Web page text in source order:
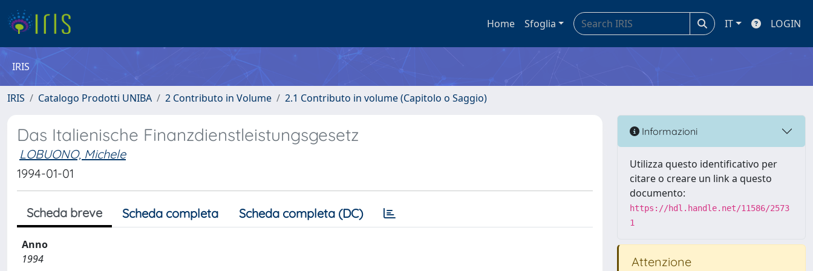
Home Sfoglia IT LOGIN
IRIS
IRIS Catalogo Prodotti UNIBA 2 Contributo in Volume 2.1 Contributo in volume (Capitolo o Saggio)
Das Italienische Finanzdienstleistungsgesetz
LOBUONO, Michele
1994-01-01
Scheda breve Scheda completa Scheda completa (DC)
Anno
1994
Informazioni
Utilizza questo identificativo per
citare o creare un link a questo
documento:
https://hdl.handle.net/11586/2573
1
Attenzione